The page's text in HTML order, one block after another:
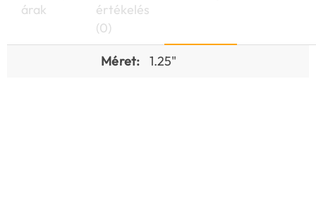
árak
értékelés
(0)
Méret: 1.25"